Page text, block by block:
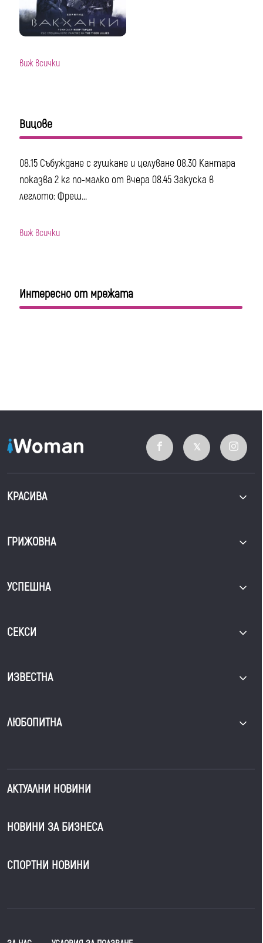
виж всички
Вицове
08.15 Събуждане с гушкане и целуване 08.30 Кантара
показва 2 кг по-малко от вчера 08.45 Закуска в
леглото: Фреш...
виж всички
Интересно от мрежата
КРАСИВА
ГРИЖОВНА
УСПЕШНА
СЕКСИ
ИЗВЕСТНА
ЛЮБОПИТНА
АКТУАЛНИ НОВИНИ
НОВИНИ ЗА БИЗНЕСА
СПОРТНИ НОВИНИ